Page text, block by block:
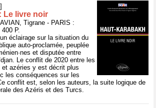
Le livre noir
Tigrane - PARIS :
P.
éclairage sur la situation du
auto-proclamée, peuplée
et disputée entre
Le conflit de 2020 entre les
et azéries y est décrit plus
les conséquences sur les
conflit est, selon les auteurs, la suite logique de
des Azéris et des Turcs.